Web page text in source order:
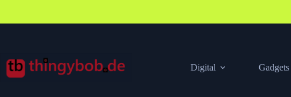
springen
Digital Gadgets